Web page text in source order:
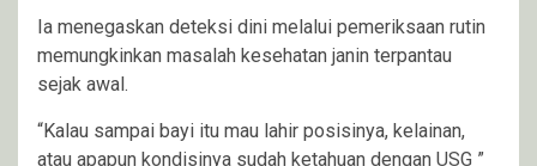
Ia menegaskan deteksi dini melalui pemeriksaan rutin
memungkinkan masalah kesehatan janin terpantau
sejak awal.
“Kalau sampai bayi itu mau lahir posisinya, kelainan,
atau apapun kondisinya sudah ketahuan dengan USG ”